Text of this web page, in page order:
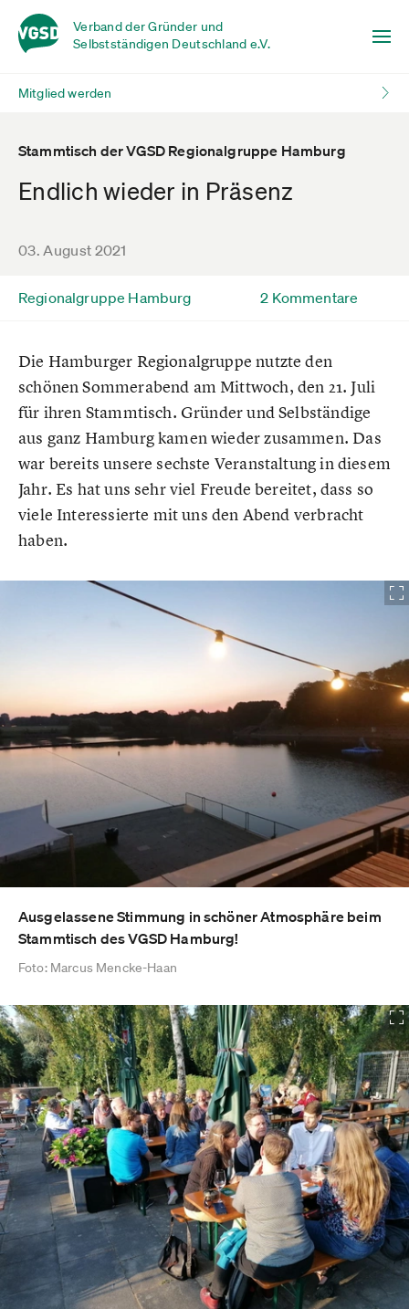
Verband der Gründer und
Selbstständigen Deutschland e.V.
Mitglied werden
Stammtisch der VGSD Regionalgruppe Hamburg
Endlich wieder in Präsenz
03. August 2021
Regionalgruppe Hamburg 2 Kommentare
Die Hamburger Regionalgruppe nutzte den
schönen Sommerabend am Mittwoch, den 21. Juli
für ihren Stammtisch. Gründer und Selbständige
aus ganz Hamburg kamen wieder zusammen. Das
war bereits unsere sechste Veranstaltung in diesem
Jahr. Es hat uns sehr viel Freude bereitet, dass so
viele Interessierte mit uns den Abend verbracht
haben.
Ausgelassene Stimmung in schöner Atmosphäre beim
Stammtisch des VGSD Hamburg!
Foto: Marcus Mencke-Haan